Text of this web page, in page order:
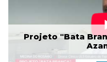
Projeto "Bata